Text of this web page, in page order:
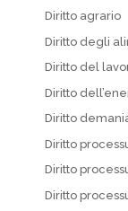
Diritto agrario
Diritto degli
Diritto del
Diritto
Diritto
Diritto
Diritto
Diritto